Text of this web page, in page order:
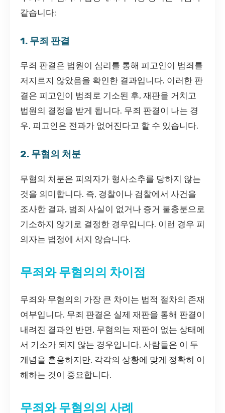
같습니다:
1. 무죄 판결
무죄 판결은 법원이 심리를 통해 피고인이 범죄를
저지르지 않았음을 확인한 결과입니다. 이러한 판
결은 피고인이 범죄로 기소된 후, 재판을 거치고
법원의 결정을 받게 됩니다. 무죄 판결이 나는 경
우, 피고인은 전과가 없어진다고 할 수 있습니다.
2. 무혐의 처분
무혐의 처분은 피의자가 형사소추를 당하지 않는
것을 의미합니다. 즉, 경찰이나 검찰에서 사건을
조사한 결과, 범죄 사실이 없거나 증거 불충분으로
기소하지 않기로 결정한 경우입니다. 이런 경우 피
의자는 법정에 서지 않습니다.
무죄와 무혐의의 차이점
무죄와 무혐의의 가장 큰 차이는 법적 절차의 존재
여부입니다. 무죄 판결은 실제 재판을 통해 판결이
내려진 결과인 반면, 무혐의는 재판이 없는 상태에
서 기소가 되지 않는 경우입니다. 사람들은 이 두
개념을 혼용하지만, 각각의 상황에 맞게 정확히 이
해하는 것이 중요합니다.
무죄와 무혐의의 사례